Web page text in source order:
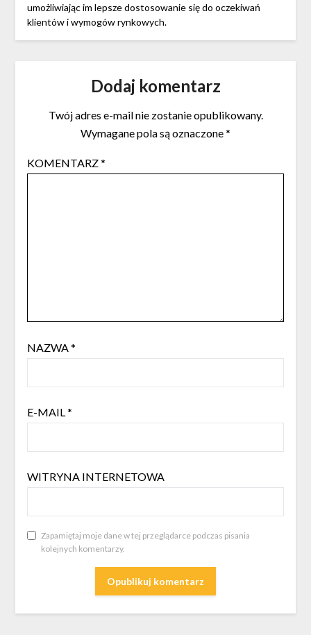
umożliwiając im lepsze dostosowanie się do oczekiwań
klientów i wymogów rynkowych.
Dodaj komentarz
Twój adres e-mail nie zostanie opublikowany.
Wymagane pola są oznaczone*
KOMENTARZ*
NAZWA*
E-MAIL*
WITRYNA INTERNETOWA
Zapamiętaj moje dane w tej przeglądarce podczas pisania
kolejnych komentarzy.